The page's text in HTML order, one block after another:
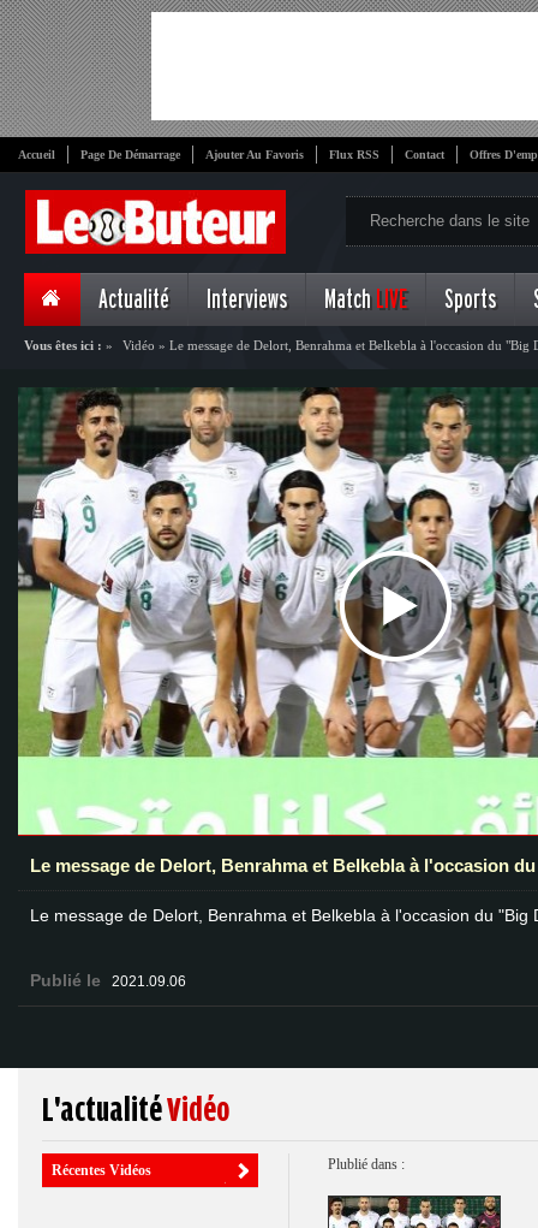
Accueil Page De Démarrage Ajouter Au Favoris Flux RSS Contact Offres
Actualité Interviews Match LIVE Sports
Vous êtes ici : » Vidéo » Le message de Delort, Benrahma et Belkebla à l'occasion du "Big
Le message de Delort, Benrahma et Belkebla à l'occasion
Le message de Delort, Benrahma et Belkebla à l'occasion du "Big
Publié le 2021.09.06
L'actualitéVidéo
Récentes Vidéos Plublié dans :